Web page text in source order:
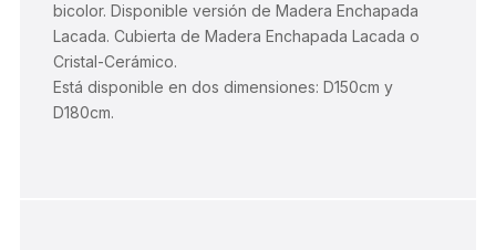
bicolor. Disponible versión de Madera Enchapada
Lacada. Cubierta de Madera Enchapada Lacada o
Cristal-Cerámico.
Está disponible en dos dimensiones: D150cm y
D180cm.